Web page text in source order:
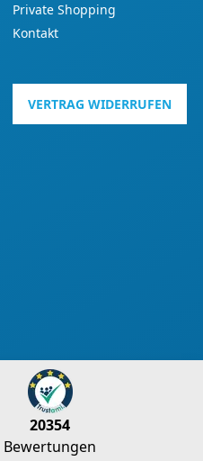
Private Shopping
Kontakt
VERTRAG WIDERRUFEN
20354
Bewertungen